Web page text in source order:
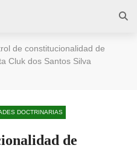
de constitucionalidad de
Cluk dos Santos Silva
DOCTRINARIAS
de